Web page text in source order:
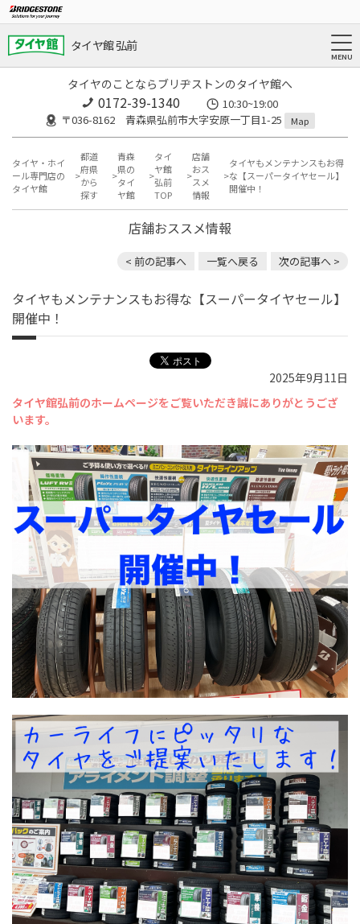
タイヤ館 弘前
タイヤのことならブリヂストンのタイヤ館へ
0172-39-1340
10:30~19:00
〒036-8162 青森県弘前市大字安原一丁目1-25
Map
タイヤ・ホイ
ール専門店の
タイヤ館
都道
府県
から
探す
青森
県の
タイ
ヤ館
タイ
ヤ館
弘前
TOP
店舗
おス
スメ
情報
タイヤもメンテナンスもお得
な【スーパータイヤセール】
開催中！
店舗おススメ情報
< 前の記事へ 一覧へ戻る 次の記事へ >
タイヤもメンテナンスもお得な【スーパータイヤセール】
開催中！
2025年9月11日
タイヤ館弘前のホームページをご覧いただき誠にありがとうござ
います。